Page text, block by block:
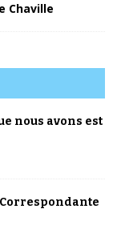
Chaville
nous avons est
(Correspondante